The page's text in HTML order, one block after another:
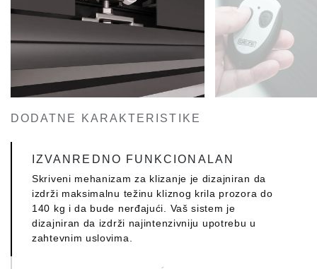
pokriti maksimalne dimenzije okvira i održati svoje
vrhunske performanse.
DODATNE KARAKTERISTIKE
IZVANREDNO FUNKCIONALAN
Skriveni mehanizam za klizanje je dizajniran da
izdrži maksimalnu težinu kliznog krila prozora do
140 kg i da bude nerđajući. Vaš sistem je
dizajniran da izdrži najintenzivniju upotrebu u
zahtevnim uslovima.